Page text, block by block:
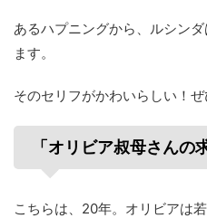
あるハプニングから、ルシン
ます。
そのセリフがかわいらしい！ぜ
「オリビア叔母さんの
こちらは、20年。オリビアは